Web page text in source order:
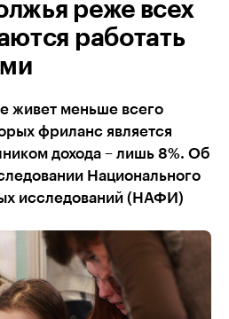
реже всех
работать
живет меньше всего
фриланс является
дохода – лишь 8%. Об
Национального
исследований (НАФИ)